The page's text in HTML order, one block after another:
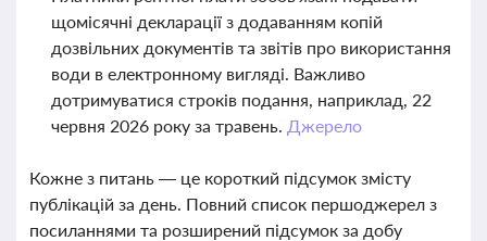
щомісячні декларації з додаванням копій
дозвільних документів та звітів про використання
води в електронному вигляді. Важливо
дотримуватися строків подання, наприклад, 22
червня 2026 року за травень. Джерело
Кожне з питань — це короткий підсумок змісту
публікацій за день. Повний список першоджерел з
посиланнями та розширений підсумок за добу